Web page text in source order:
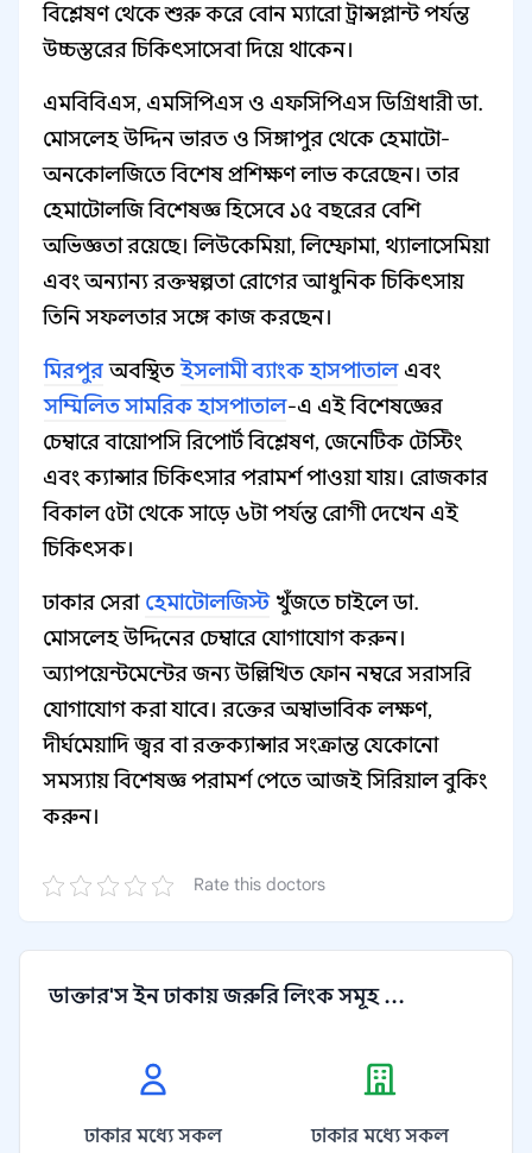
বিশ্লেষণ থেকে শুরু করে বোন ম্যারো ট্রান্সপ্লান্ট পর্যন্ত
উচ্চস্তরের চিকিৎসাসেবা দিয়ে থাকেন।
এমবিবিএস, এমসিপিএস ও এফসিপিএস ডিগ্রিধারী ডা.
মোসলেহ উদ্দিন ভারত ও সিঙ্গাপুর থেকে হেমাটো-
অনকোলজিতে বিশেষ প্রশিক্ষণ লাভ করেছেন। তার
হেমাটোলজি বিশেষজ্ঞ হিসেবে ১৫ বছরের বেশি
অভিজ্ঞতা রয়েছে। লিউকেমিয়া, লিম্ফোমা, থ্যালাসেমিয়া
এবং অন্যান্য রক্তস্বল্পতা রোগের আধুনিক চিকিৎসায়
তিনি সফলতার সঙ্গে কাজ করছেন।
মিরপুরঅবস্থিতইসলামী ব্যাংক হাসপাতাল এবং
সম্মিলিত সামরিক হাসপাতাল-এ এই বিশেষজ্ঞের
চেম্বারে বায়োপসি রিপোর্ট বিশ্লেষণ, জেনেটিক টেস্টিং
এবং ক্যান্সার চিকিৎসার পরামর্শ পাওয়া যায়। রোজকার
বিকাল ৫টা থেকে সাড়ে ৬টা পর্যন্ত রোগী দেখেন এই
চিকিৎসক।
ঢাকার সেরা হেমাটোলজিস্ট খুঁজতে চাইলে ডা.
মোসলেহ উদ্দিনের চেম্বারে যোগাযোগ করুন।
অ্যাপয়েন্টমেন্টের জন্য উল্লিখিত ফোন নম্বরে সরাসরি
যোগাযোগ করা যাবে। রক্তের অস্বাভাবিক লক্ষণ,
দীর্ঘমেয়াদি জ্বর বা রক্তক্যান্সার সংক্রান্ত যেকোনো
সমস্যায় বিশেষজ্ঞ পরামর্শ পেতে আজই সিরিয়াল বুকিং
করুন।
Rate this doctors
ডাক্তার'স ইন ঢাকায় জরুরি লিংক সমূহ ...
ঢাকার মধ্যে সকল ঢাকার মধ্যে সকল